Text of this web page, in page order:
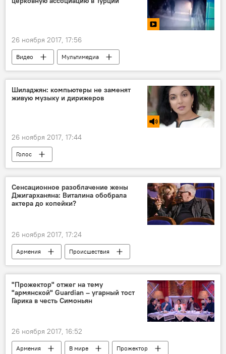
26 ноября 2017, 17:56
Видео Мультимедиа
Шиладжян: компьютеры не заменят
живую музыку и дирижеров
26 ноября 2017, 17:44
Голос
Сенсационное разоблачение жены
Джигарханяна: Виталина обобрала
актера до копейки?
26 ноября 2017, 17:24
Армения
Происшествия
Драма в семье Армена Джигарханяна
"Прожектор" отжег на тему
"армянской" Guardian – угарный тост
Гарика в честь Симоньян
26 ноября 2017, 16:52
Армения В мире
Прожектор